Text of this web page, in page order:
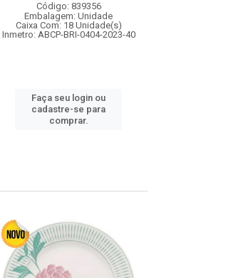
Código: 839356
Embalagem: Unidade
Caixa Com: 18 Unidade(s)
Inmetro: ABCP-BRI-0404-2023-40
Faça seu login ou
cadastre-se para
comprar.